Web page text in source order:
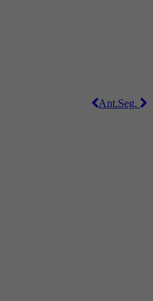
Seg.
Ant.